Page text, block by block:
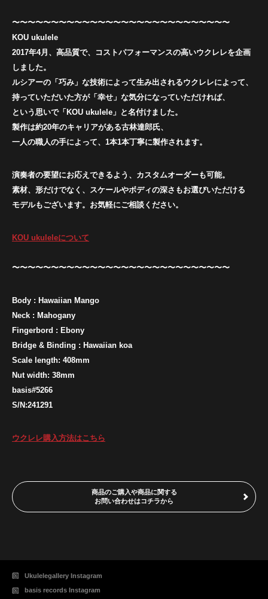
〜〜〜〜〜〜〜〜〜〜〜〜〜〜〜〜〜〜〜〜〜〜〜〜〜〜〜〜
KOU ukulele
2017年4月、高品質で、コストパフォーマンスの高いウクレレを企画
しました。
ルシアーの「巧み」な技術によって生み出されるウクレレによって、
持っていただいた方が「幸せ」な気分になっていただければ、
という思いで「KOU ukulele」と名付けました。
製作は約20年のキャリアがある古林達郎氏、
一人の職人の手によって、1本1本丁寧に製作されます。
演奏者の要望にお応えできるよう、カスタムオーダーも可能。
素材、形だけでなく、スケールやボディの深さもお選びいただける
モデルもございます。お気軽にご相談ください。
KOU ukuleleについて
〜〜〜〜〜〜〜〜〜〜〜〜〜〜〜〜〜〜〜〜〜〜〜〜〜〜〜〜
Body : Hawaiian Mango
Neck : Mahogany
Fingerbord : Ebony
Bridge & Binding : Hawaiian koa
Scale length: 408mm
Nut width: 38mm
basis#5266
S/N:241291
ウクレレ購入方法はこちら
商品のご購入や商品に関する
お問い合わせはコチラから
Ukulelegallery Instagram
basis records Instagram